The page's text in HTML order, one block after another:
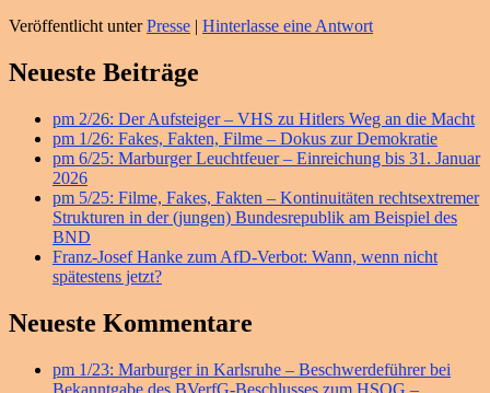
Bürgerrechtlicher
bei
Fest
Faschismus
–
HU
„Grätsche
gegen
in
Veröffentlicht unter Presse | Hinterlasse eine Antwort
Primärer
Widget-
Bereich
Neueste Beiträge
pm 2/26: Der Aufsteiger – VHS zu Hitlers Weg an die Macht
pm 1/26: Fakes, Fakten, Filme – Dokus zur Demokratie
pm 6/25: Marburger Leuchtfeuer – Einreichung bis 31. Januar
2026
pm 5/25: Filme, Fakes, Fakten – Kontinuitäten rechtsextremer
Strukturen in der (jungen) Bundesrepublik am Beispiel des
BND
Franz-Josef Hanke zum AfD-Verbot: Wann, wenn nicht
spätestens jetzt?
Neueste Kommentare
pm 1/23: Marburger in Karlsruhe – Beschwerdeführer bei
Bekanntgabe des BVerfG-Beschlusses zum HSOG –